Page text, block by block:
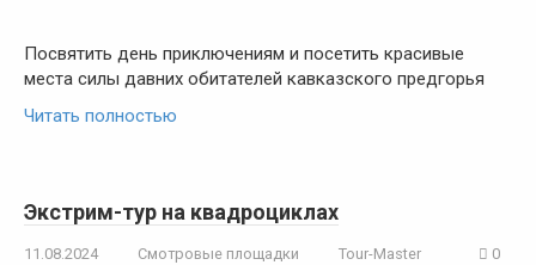
Посвятить день приключениям и посетить красивые
места силы давних обитателей кавказского предгорья
Читать полностью
Экстрим-тур на квадроциклах
11.08.2024 Смотровые площадки Tour-Master 0